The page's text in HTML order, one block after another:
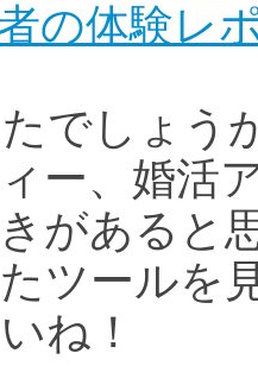
の体験レ
でしょう
ー、婚活
があると
ツールを
ね！